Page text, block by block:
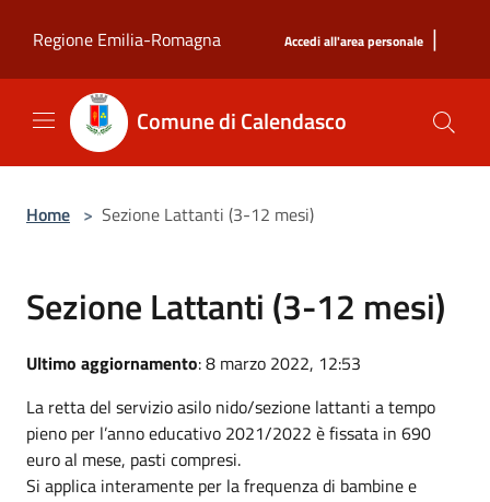
Regione Emilia-Romagna
Accedi all'area personale |
Comune di Calendasco
Home > Sezione Lattanti (3-12 mesi)
Sezione Lattanti (3-12 mesi)
Ultimo aggiornamento: 8 marzo 2022, 12:53
La retta del servizio asilo nido/sezione lattanti a tempo
pieno per l’anno educativo 2021/2022 è fissata in 690
euro al mese, pasti compresi.
Si applica interamente per la frequenza di bambine e